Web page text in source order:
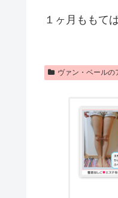
１ヶ月ももて
ヴァン・ベールの